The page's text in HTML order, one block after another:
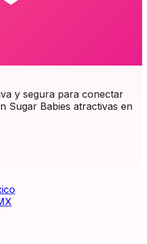
y segura para conectar
Sugar Babies atractivas en